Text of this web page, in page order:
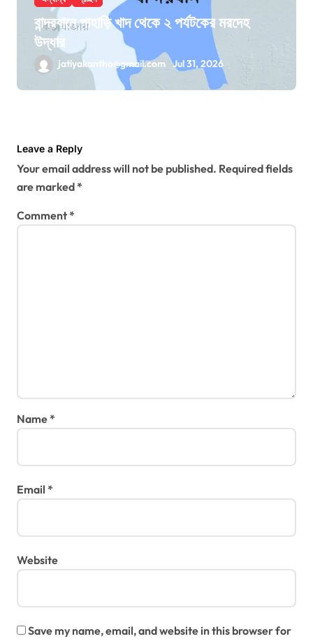
বান্দরবানে পাহাড়ি খাদ থেকে ২ পর্যটকের মরদেহ
উদ্ধার
jatiyakantho@gmail.com Jul 31, 2026
Leave a Reply
Your email address will not be published. Required fields
are marked*
Comment*
Name*
Email *
Website
Save my name, email, and website in this browser for